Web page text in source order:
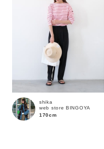
この条
shika
web store BINGOYA
170cm